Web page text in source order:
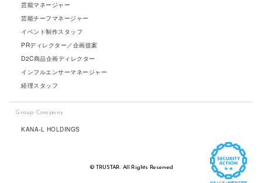
芸能マネージャー
芸能チーフマネージャー
イベント制作スタッフ
PRディレクター／企画提案
D2C商品企画ディレクター
インフルエンサーマネージャー
経理スタッフ
Group Company
KANA-L HOLDINGS
© TRUSTAR. All Rights Reserved